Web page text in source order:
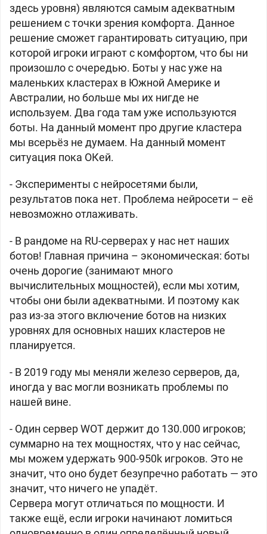
здесь уровня) являются самым адекватным
решением с точки зрения комфорта. Данное
решение сможет гарантировать ситуацию, при
которой игроки играют с комфортом, что бы ни
произошло с очередью. Боты у нас уже на
маленьких кластерах в Южной Америке и
Австралии, но больше мы их нигде не
используем. Два года там уже используются
боты. На данный момент про другие кластера
мы всерьёз не думаем. На данный момент
ситуация пока ОКей.
- Эксперименты с нейросетями были,
результатов пока нет. Проблема нейросети – её
невозможно отлаживать.
- В рандоме на RU-серверах у нас нет наших
ботов! Главная причина – экономическая: боты
очень дорогие (занимают много
вычислительных мощностей), если мы хотим,
чтобы они были адекватными. И поэтому как
раз из-за этого включение ботов на низких
уровнях для основных наших кластеров не
планируется.
- В 2019 году мы меняли железо серверов, да,
иногда у вас могли возникать проблемы по
нашей вине.
- Один сервер WOT держит до 130.000 игроков;
суммарно на тех мощностях, что у нас сейчас,
мы можем удержать 900-950k игроков. Это не
значит, что оно будет безупречно работать — это
значит, что ничего не упадёт.
Сервера могут отличаться по мощности. И
также ещё, если игроки начинают ломиться